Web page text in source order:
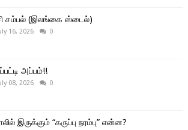
சம்பல் (இலங்கை ஸ்டைல்)
16, 2026 0
அப்பம்!!
08, 2026 0
இருக்கும் “கருப்பு நரம்பு” என்ன?